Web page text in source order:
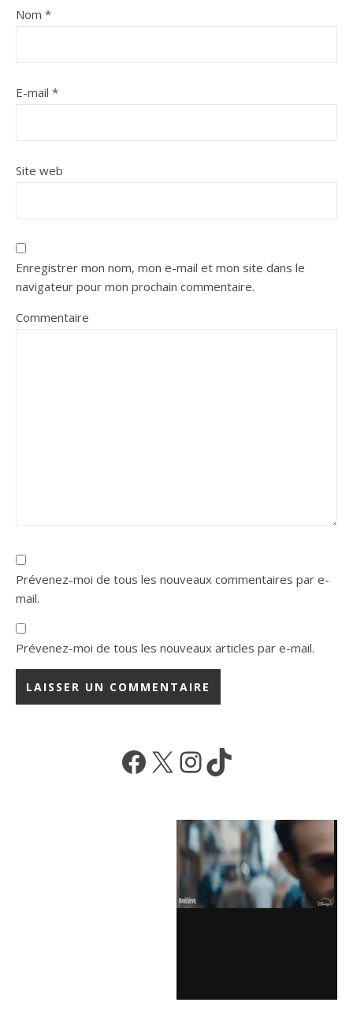
Nom *
E-mail *
Site web
Enregistrer mon nom, mon e-mail et mon site dans le
navigateur pour mon prochain commentaire.
Commentaire
Prévenez-moi de tous les nouveaux commentaires par e-
mail.
Prévenez-moi de tous les nouveaux articles par e-mail.
Facebook
X Instagram
TikTok